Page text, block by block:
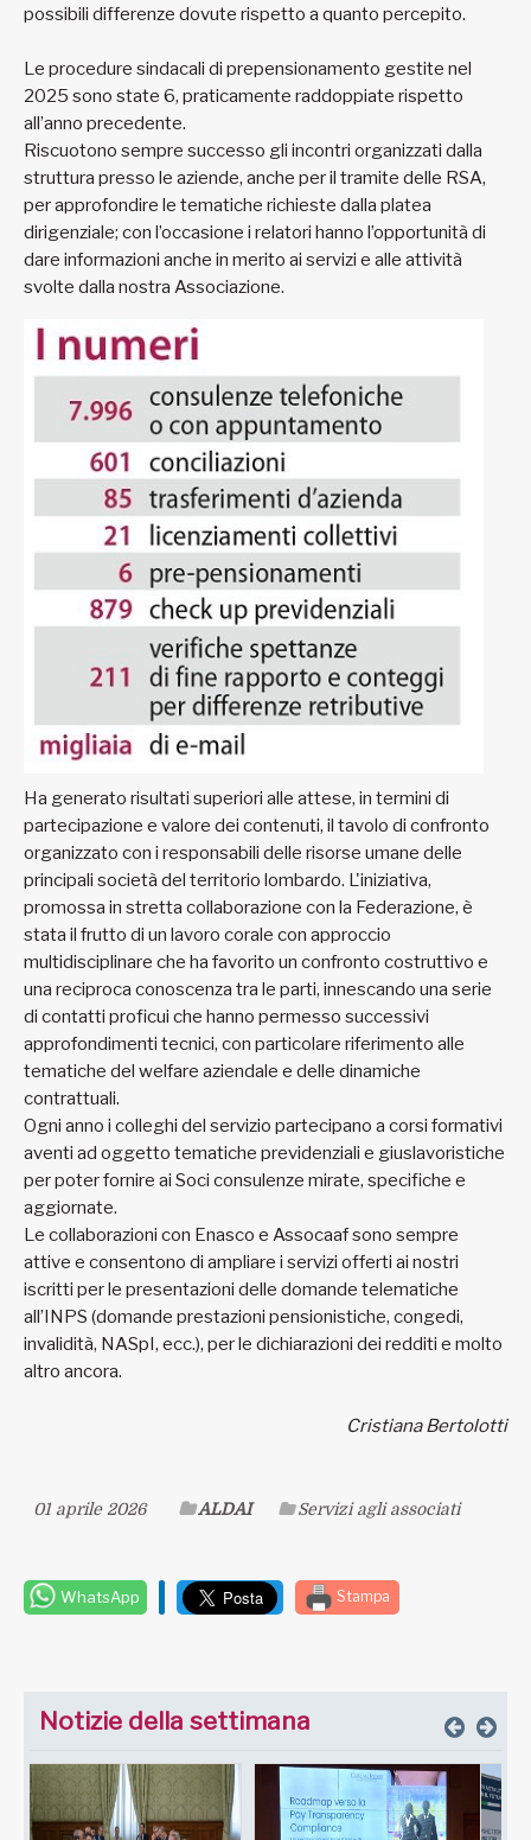
possibili differenze dovute rispetto a quanto percepito.
Le procedure sindacali di prepensionamento gestite nel
2025 sono state 6, praticamente raddoppiate rispetto
all’anno precedente.
Riscuotono sempre successo gli incontri organizzati dalla
struttura presso le aziende, anche per il tramite delle RSA,
per approfondire le tematiche richieste dalla platea
dirigenziale; con l’occasione i relatori hanno l’opportunità di
dare informazioni anche in merito ai servizi e alle attività
svolte dalla nostra Associazione.
Ha generato risultati superiori alle attese, in termini di
partecipazione e valore dei contenuti, il tavolo di confronto
organizzato con i responsabili delle risorse umane delle
principali società del territorio lombardo. L'iniziativa,
promossa in stretta collaborazione con la Federazione, è
stata il frutto di un lavoro corale con approccio
multidisciplinare che ha favorito un confronto costruttivo e
una reciproca conoscenza tra le parti, innescando una serie
di contatti proficui che hanno permesso successivi
approfondimenti tecnici, con particolare riferimento alle
tematiche del welfare aziendale e delle dinamiche
contrattuali.
Ogni anno i colleghi del servizio partecipano a corsi formativi
aventi ad oggetto tematiche previdenziali e giuslavoristiche
per poter fornire ai Soci consulenze mirate, specifiche e
aggiornate.
Le collaborazioni con Enasco e Assocaaf sono sempre
attive e consentono di ampliare i servizi offerti ai nostri
iscritti per le presentazioni delle domande telematiche
all’INPS (domande prestazioni pensionistiche, congedi,
invalidità, NASpI, ecc.), per le dichiarazioni dei redditi e molto
altro ancora.
Cristiana Bertolotti
01 aprile 2026 ALDAI Servizi agli associati
WhatsApp Stampa
Notizie della settimana